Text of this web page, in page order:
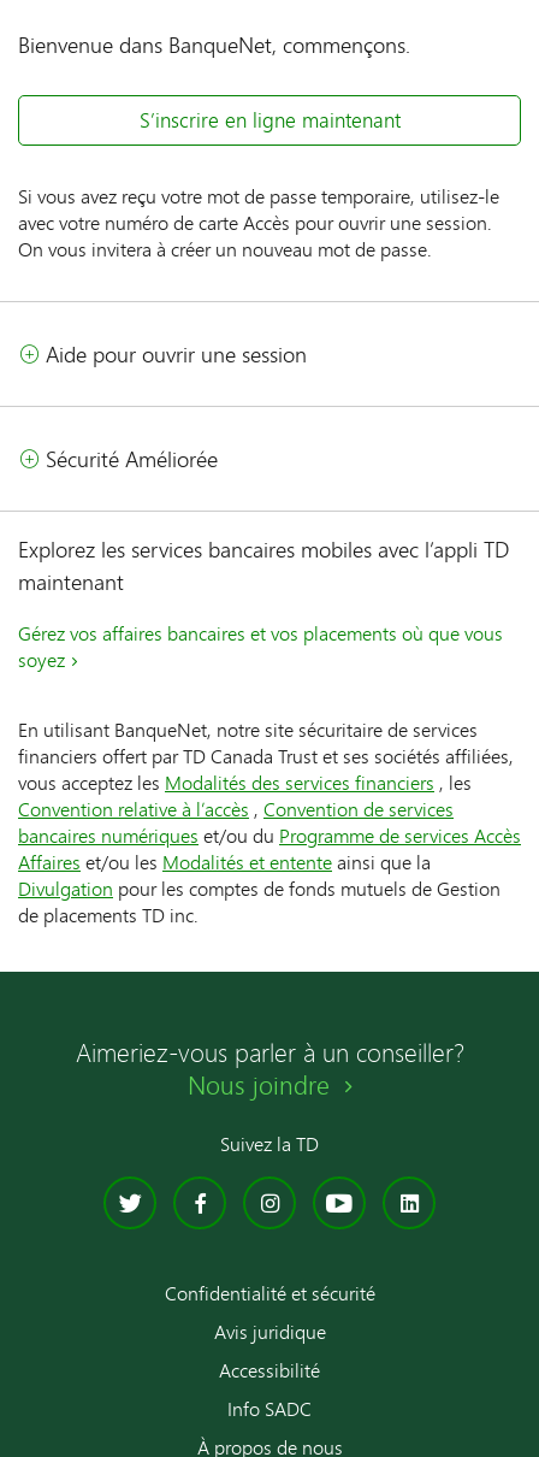
Bienvenue dans BanqueNet, commençons.
S’inscrire en ligne maintenant
Si vous avez reçu votre mot de passe temporaire, utilisez-le
avec votre numéro de carte Accès pour ouvrir une session.
On vous invitera à créer un nouveau mot de passe.
Aide pour ouvrir une session
Sécurité Améliorée
Explorez les services bancaires mobiles avec l’appli TD
maintenant
Gérez vos affaires bancaires et vos placements où que vous
soyez
En utilisant BanqueNet, notre site sécuritaire de services
financiers offert par TD Canada Trust et ses sociétés affiliées,
vous acceptez les Modalités des services financiers , les
Convention relative à l’accès , Convention de services
bancaires numériques et/ou du Programme de services Accès
Affaires et/ou les Modalités et ententeainsi que la
Divulgation pour les comptes de fonds mutuels de Gestion
de placements TD inc.
Aimeriez-vous parler à un conseiller?
Nous joindre
Suivez la TD
FOOTER.TWITTER
Confidentialité et sécurité
Avis juridique
Accessibilité
Info SADC
À propos de nous